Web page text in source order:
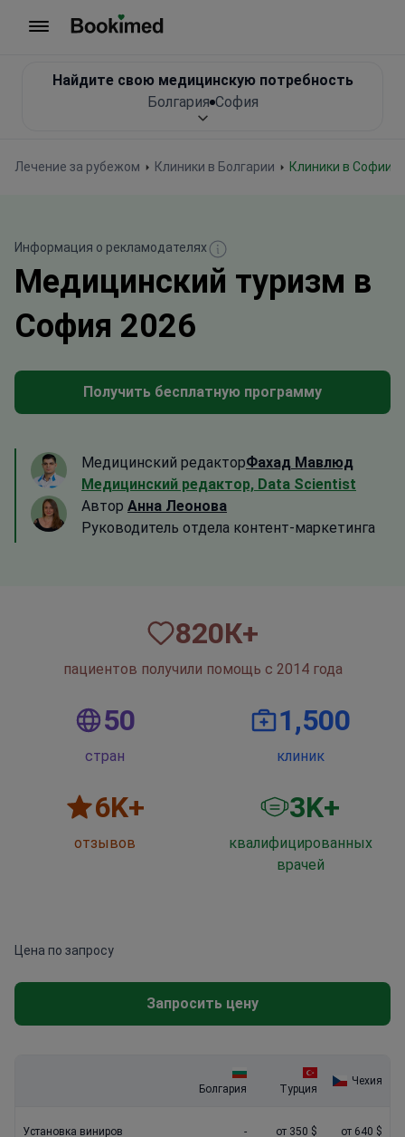
Лечение за рубежом Клиники в Болгарии Клиники в Софии
Найдите свою медицинскую потребность
Болгария София
Информация о рекламодателях
Медицинский туризм в
София 2026
Получить бесплатную программу
Медицинский редакторФахад Мавлюд
Медицинский редактор, Data Scientist
Автор Анна Леонова
Руководитель отдела контент-маркетинга
820К+
пациентов получили помощь с 2014 года
50
стран
1,500
клиник
6K+
отзывов
3K+
квалифицированных
врачей
Цена по запросу
Запросить цену
Болгария Турция
Чехия
Установка виниров - от 350 $ от 640 $